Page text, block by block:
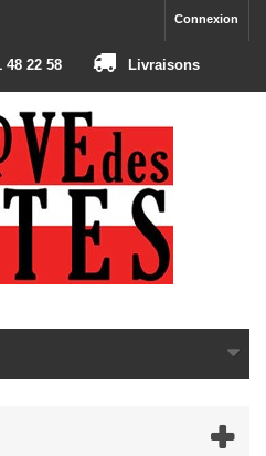
Connexion
48 22 58 Livraisons